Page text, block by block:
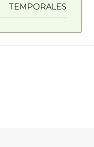
TEMPORALES